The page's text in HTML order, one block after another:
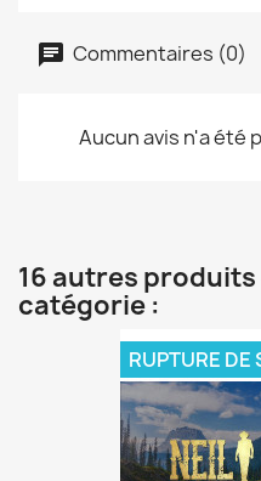
Commentaires (0)
Aucun avis n'a été
16 autres produits
catégorie :
RUPTURE DE